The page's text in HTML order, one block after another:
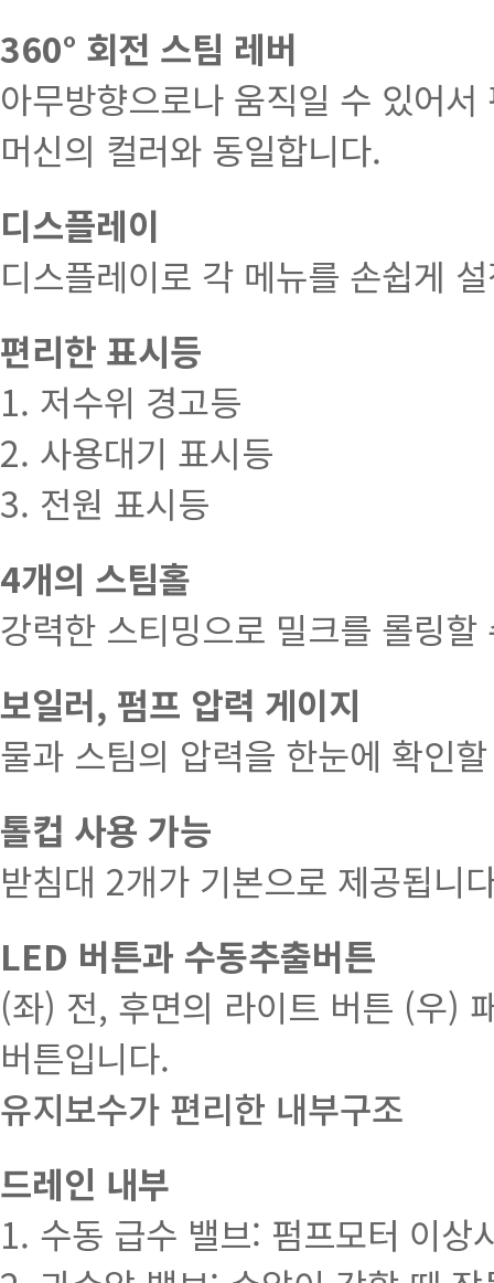
360° 회전 스팀 레버
아무방향으로나 움직일 수 있어
머신의 컬러와 동일합니다.
디스플레이
디스플레이로 각 메뉴를 손쉽게
편리한 표시등
1. 저수위 경고등
2. 사용대기 표시등
3. 전원 표시등
4개의 스팀홀
강력한 스티밍으로 밀크를 롤링할
보일러, 펌프 압력 게이지
물과 스팀의 압력을 한눈에 확인
톨컵 사용 가능
받침대 2개가 기본으로 제공됩니
LED 버튼과 수동추출버튼
(좌) 전, 후면의 라이트 버튼 (우)
버튼입니다.
유지보수가 편리한 내부구조
드레인 내부
1. 수동 급수 밸브: 펌프모터 이상